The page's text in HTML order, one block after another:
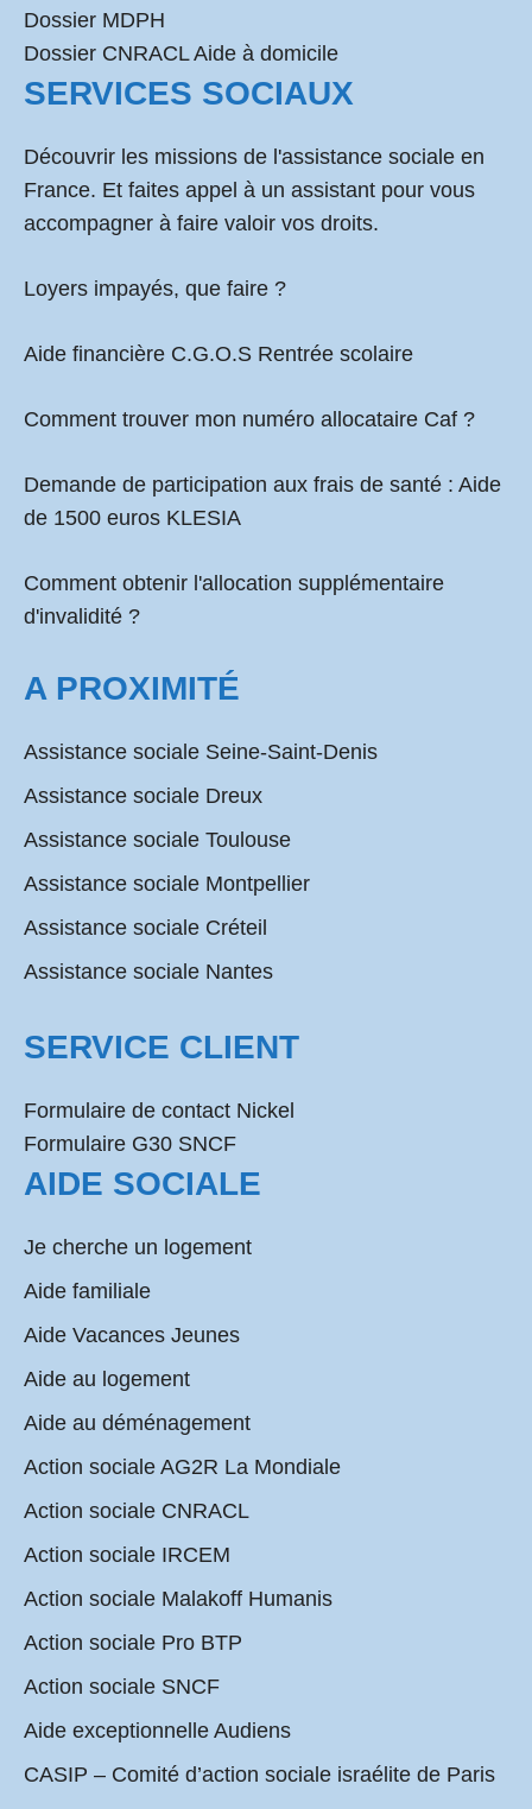
Dossier MDPH
Dossier CNRACL Aide à domicile
SERVICES SOCIAUX
Découvrir les missions de l'assistance sociale en
France. Et faites appel à un assistant pour vous
accompagner à faire valoir vos droits.
Loyers impayés, que faire ?
Aide financière C.G.O.S Rentrée scolaire
Comment trouver mon numéro allocataire Caf ?
Demande de participation aux frais de santé : Aide
de 1500 euros KLESIA
Comment obtenir l'allocation supplémentaire
d'invalidité ?
A PROXIMITÉ
Assistance sociale Seine-Saint-Denis
Assistance sociale Dreux
Assistance sociale Toulouse
Assistance sociale Montpellier
Assistance sociale Créteil
Assistance sociale Nantes
SERVICE CLIENT
Formulaire de contact Nickel
Formulaire G30 SNCF
AIDE SOCIALE
Je cherche un logement
Aide familiale
Aide Vacances Jeunes
Aide au logement
Aide au déménagement
Action sociale AG2R La Mondiale
Action sociale CNRACL
Action sociale IRCEM
Action sociale Malakoff Humanis
Action sociale Pro BTP
Action sociale SNCF
Aide exceptionnelle Audiens
CASIP – Comité d’action sociale israélite de Paris